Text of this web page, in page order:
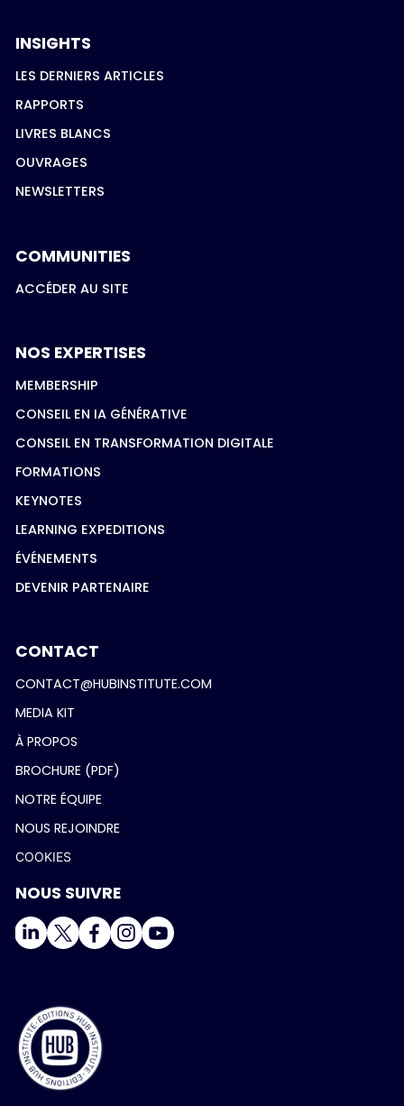
INSIGHTS
LES DERNIERS ARTICLES
RAPPORTS
LIVRES BLANCS
OUVRAGES
NEWSLETTERS
COMMUNITIES
ACCÉDER AU SITE
NOS EXPERTISES
MEMBERSHIP
CONSEIL EN IA GÉNÉRATIVE
CONSEIL EN TRANSFORMATION DIGITALE
FORMATIONS
KEYNOTES
LEARNING EXPEDITIONS
ÉVÉNEMENTS
DEVENIR PARTENAIRE
CONTACT
CONTACT@HUBINSTITUTE.COM
MEDIA KIT
À PROPOS
BROCHURE (PDF)
NOTRE ÉQUIPE
NOUS REJOINDRE
COOKIES
NOUS SUIVRE